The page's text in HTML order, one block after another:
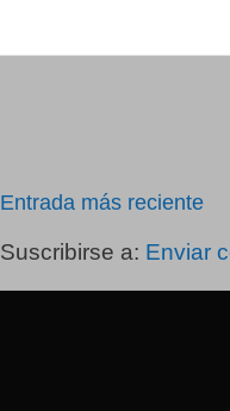
Entrada más reciente
Suscribirse a: Enviar